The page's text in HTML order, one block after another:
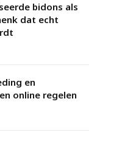
bidons als
dat echt
en
online regelen